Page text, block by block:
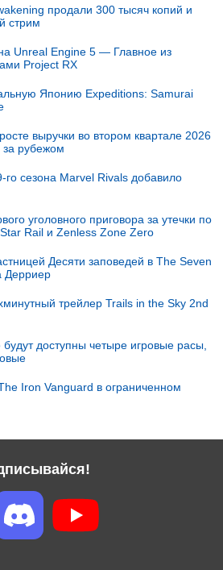
продали 300 тысяч копий и
стрим
Unreal Engine 5 — Главное из
Project RX
Японию Expeditions: Samurai
выручки во втором квартале 2026
за рубежом
сезона Marvel Rivals добавило
уголовного приговора за утечки по
Rail и Zenless Zone Zero
Десяти заповедей в The Seven
Дерриер
трейлер Trails in the Sky 2nd
доступны четыре игровые расы,
Iron Vanguard в ограниченном